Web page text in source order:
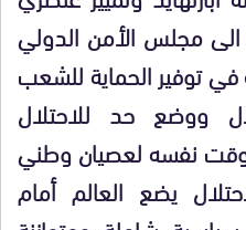
مجلس الأمن الدولي
توفير الحماية للشعب
ووضع حد للاحتلال
نفسه لعصيان وطني
يضع العالم أمام